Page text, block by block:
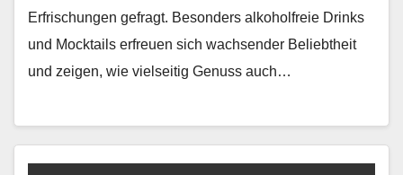
Erfrischun­gen gefragt. Beson­ders alko­hol­freie Drinks
und Mock­tails erfreuen sich wach­sender Beliebtheit
und zeigen, wie viel­seit­ig Genuss auch…